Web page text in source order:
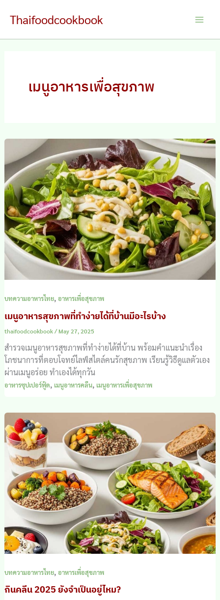
Thaifoodcookbook
เมนูอาหารเพื่อสุขภาพ
บทความอาหารไทย, อาหารเพื่อสุขภาพ
เมนูอาหารสุขภาพที่ทำง่ายได้ที่บ้านมีอะไรบ้าง
thaifoodcookbook/May 27, 2025
สำรวจเมนูอาหารสุขภาพที่ทำง่ายได้ที่บ้าน พร้อมคำแนะนำเรื่อง
โภชนาการที่ตอบโจทย์ไลฟ์สไตล์คนรักสุขภาพ เรียนรู้วิธีดูแลตัวเอง
ผ่านเมนูอร่อย ทำเองได้ทุกวัน
อาหารซุปเปอร์ฟู้ด, เมนูอาหารคลีน, เมนูอาหารเพื่อสุขภาพ
บทความอาหารไทย, อาหารเพื่อสุขภาพ
กินคลีน 2025 ยังจำเป็นอยู่ไหม?